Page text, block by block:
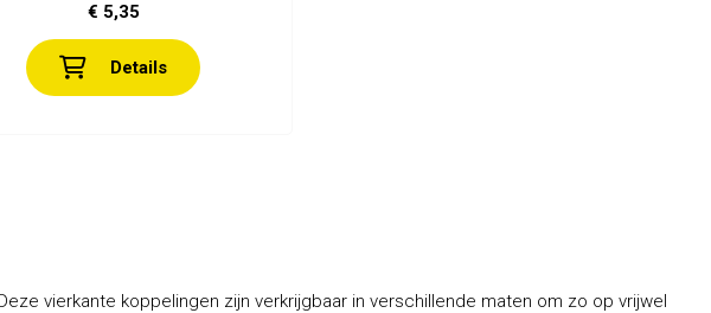
€ 5,35
Details
vierkante koppelingen zijn verkrijgbaar in verschillende maten om zo op vrijwel